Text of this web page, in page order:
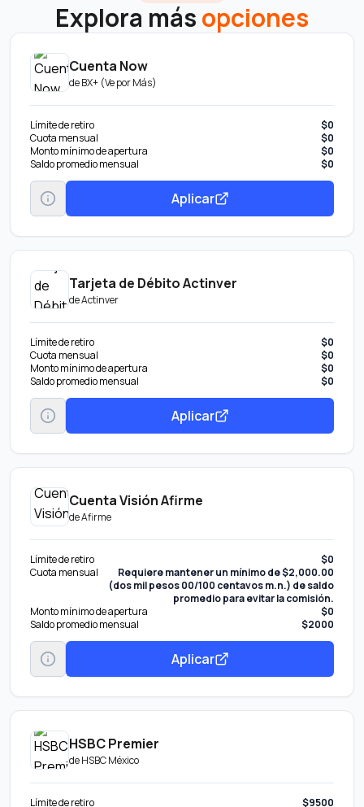
Explora másopciones
Cuenta Now
deBX+ (Ve por Más)
Límite de retiro
$0
Cuota mensual
$0
Monto mínimo de apertura
$0
Saldo promedio mensual
$0
Aplicar
Tarjeta de Débito Actinver
deActinver
Límite de retiro
$0
Cuota mensual
$0
Monto mínimo de apertura
$0
Saldo promedio mensual
$0
Aplicar
Cuenta Visión Afirme
deAfirme
Límite de retiro
$0
Cuota mensual
Requiere mantener un mínimo de $2,000.00
(dos mil pesos 00/100 centavos m.n.) de saldo
promedio para evitar la comisión.
Monto mínimo de apertura
$0
Saldo promedio mensual
$2000
Aplicar
HSBC Premier
deHSBC México
Límite de retiro $9500